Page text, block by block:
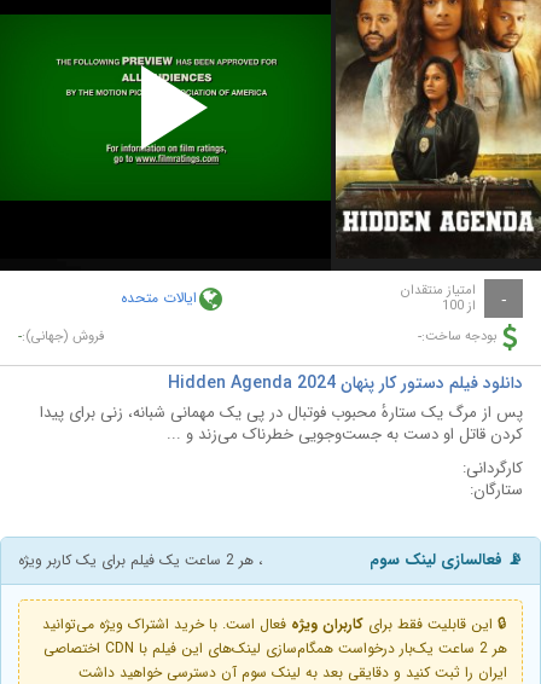
Play
Video
- امتیاز منتقدان
از 100 ایالات متحده
بودجه ساخت:- فروش (جهانی):-
دانلود فیلم دستور کار پنهان Hidden Agenda 2024
پس از مرگ یک ستارهٔ محبوب فوتبال در پی یک مهمانی شبانه، زنی برای پیدا
کردن قاتل او دست به جست‌وجویی خطرناک می‌زند و ...
کارگردانی:
ستارگان:
📡 فعالسازی لینک سوم ، هر 2 ساعت یک فیلم برای یک کاربر ویژه
🔒 این قابلیت فقط برای کاربران ویژه فعال است. با خرید اشتراک ویژه می‌توانید
هر 2 ساعت یک‌بار درخواست همگام‌سازی لینک‌های این فیلم با CDN اختصاصی
ایران را ثبت کنید و دقایقی بعد به لینک سوم آن دسترسی خواهید داشت